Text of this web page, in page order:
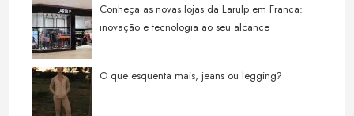
Conheça as novas lojas da Larulp em Franca:
inovação e tecnologia ao seu alcance
O que esquenta mais, jeans ou legging?